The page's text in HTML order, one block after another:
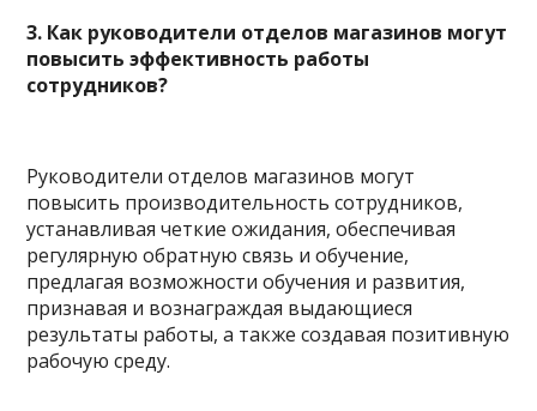
3. Как руководители отделов магазинов могут
повысить эффективность работы
сотрудников?
Руководители отделов магазинов могут
повысить производительность сотрудников,
устанавливая четкие ожидания, обеспечивая
регулярную обратную связь и обучение,
предлагая возможности обучения и развития,
признавая и вознаграждая выдающиеся
результаты работы, а также создавая позитивную
рабочую среду.